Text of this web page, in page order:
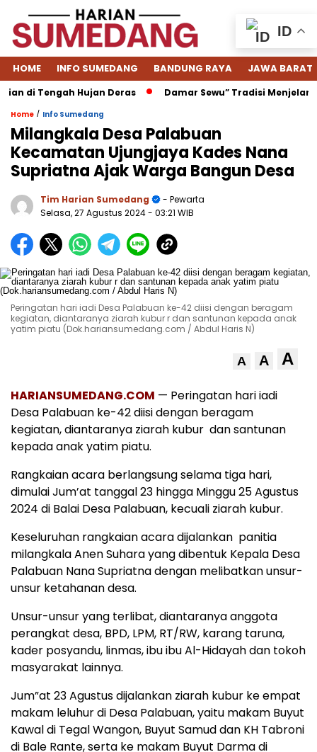
HOME INFO SUMEDANG BANDUNG RAYA JAWA BARAT
di Tengah Hujan Deras Damar Sewu” Tradisi Menjelang
Home / Info Sumedang
Milangkala Desa Palabuan
Kecamatan Ujungjaya Kades Nana
Supriatna Ajak Warga Bangun Desa
Tim Harian Sumedang
- Pewarta
Selasa, 27 Agustus 2024- 03:21 WIB
Peringatan hari iadi Desa Palabuan ke-42 diisi dengan beragam
kegiatan, diantaranya ziarah kubur r dan santunan kepada anak
yatim piatu (Dok.hariansumedang.com / Abdul Haris N)
A A A
HARIANSUMEDANG.COM — Peringatan hari iadi
Desa Palabuan ke-42 diisi dengan beragam
kegiatan, diantaranya ziarah kubur dan santunan
kepada anak yatim piatu.
Rangkaian acara berlangsung selama tiga hari,
dimulai Jum’at tanggal 23 hingga Minggu 25 Agustus
2024 di Balai Desa Palabuan, kecuali ziarah kubur.
Keseluruhan rangkaian acara dijalankan panitia
milangkala Anen Suhara yang dibentuk Kepala Desa
Palabuan Nana Supriatna dengan melibatkan unsur-
unsur ketahanan desa.
Unsur-unsur yang terlibat, diantaranya anggota
perangkat desa, BPD, LPM, RT/RW, karang taruna,
kader posyandu, linmas, ibu ibu Al-Hidayah dan tokoh
masyarakat lainnya.
Jum”at 23 Agustus dijalankan ziarah kubur ke empat
makam leluhur di Desa Palabuan, yaitu makam Buyut
Kawal di Tegal Wangon, Buyut Samud dan KH Tabroni
di Bale Rante, serta ke makam Buyut Darma di
ID